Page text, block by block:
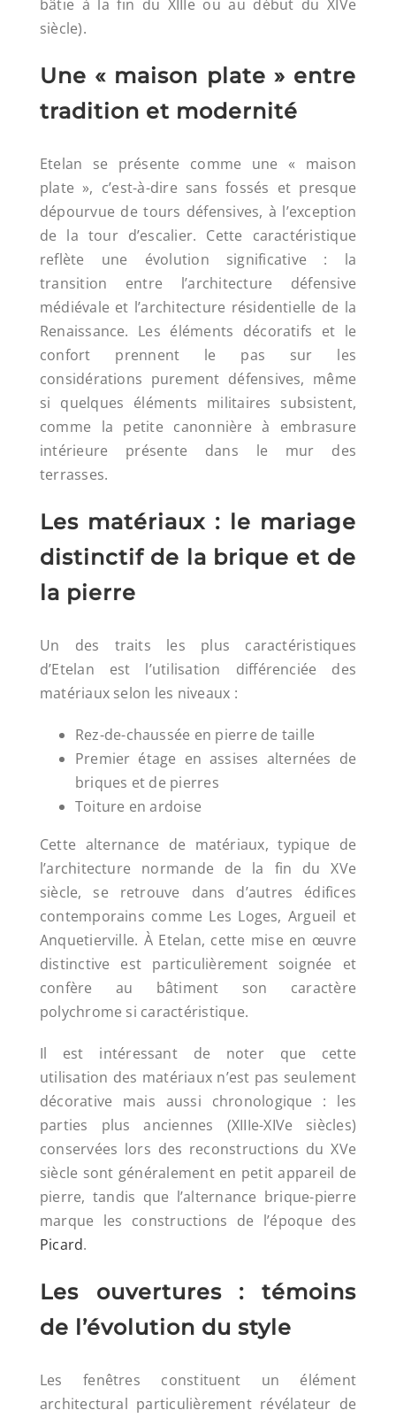
bâtie à la fin du XIIIe ou au début du XIVe
siècle).
Une « maison plate » entre
tradition et modernité
Etelan se présente comme une « maison
plate », c’est-à-dire sans fossés et presque
dépourvue de tours défensives, à l’exception
de la tour d’escalier. Cette caractéristique
reflète une évolution significative : la
transition entre l’architecture défensive
médiévale et l’architecture résidentielle de la
Renaissance. Les éléments décoratifs et le
confort prennent le pas sur les
considérations purement défensives, même
si quelques éléments militaires subsistent,
comme la petite canonnière à embrasure
intérieure présente dans le mur des
terrasses.
Les matériaux : le mariage
distinctif de la brique et de
la pierre
Un des traits les plus caractéristiques
d’Etelan est l’utilisation différenciée des
matériaux selon les niveaux :
Rez-de-chaussée en pierre de taille
Premier étage en assises alternées de
briques et de pierres
Toiture en ardoise
Cette alternance de matériaux, typique de
l’architecture normande de la fin du XVe
siècle, se retrouve dans d’autres édifices
contemporains comme Les Loges, Argueil et
Anquetierville. À Etelan, cette mise en œuvre
distinctive est particulièrement soignée et
confère au bâtiment son caractère
polychrome si caractéristique.
Il est intéressant de noter que cette
utilisation des matériaux n’est pas seulement
décorative mais aussi chronologique : les
parties plus anciennes (XIIIe-XIVe siècles)
conservées lors des reconstructions du XVe
siècle sont généralement en petit appareil de
pierre, tandis que l’alternance brique-pierre
marque les constructions de l’époque des
Picard.
Les ouvertures : témoins
de l’évolution du style
Les fenêtres constituent un élément
architectural particulièrement révélateur de